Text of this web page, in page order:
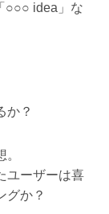
○○○ idea」な
か？
ユーザーは喜
グか？